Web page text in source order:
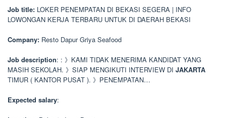
Job title: LOKER PENEMPATAN DI BEKASI SEGERA | INFO
LOWONGAN KERJA TERBARU UNTUK DI DAERAH BEKASI
Company: Resto Dapur Griya Seafood
Job description: : 》KAMI TIDAK MENERIMA KANDIDAT YANG
MASIH SEKOLAH. 》SIAP MENGIKUTI INTERVIEW DI JAKARTA
TIMUR ( KANTOR PUSAT ). 》PENEMPATAN…
Expected salary: